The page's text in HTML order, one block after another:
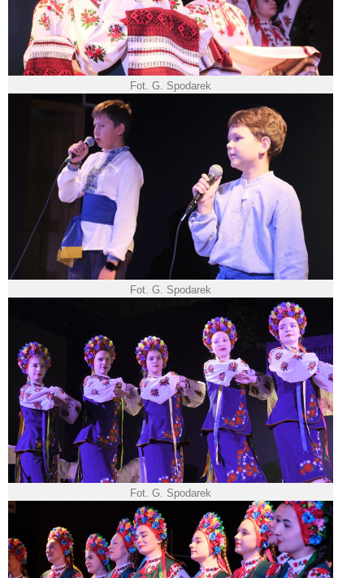
Fot. G. Spodarek
Fot. G. Spodarek
Fot. G. Spodarek